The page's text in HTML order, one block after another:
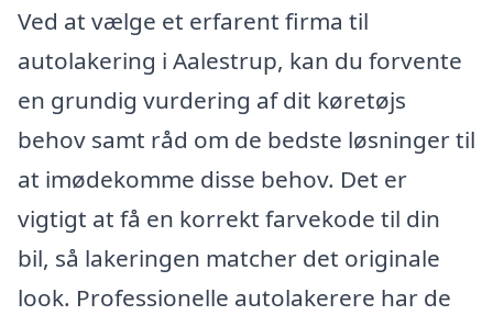
Ved at vælge et erfarent firma til
autolakering i Aalestrup, kan du forvente
en grundig vurdering af dit køretøjs
behov samt råd om de bedste løsninger til
at imødekomme disse behov. Det er
vigtigt at få en korrekt farvekode til din
bil, så lakeringen matcher det originale
look. Professionelle autolakerere har de